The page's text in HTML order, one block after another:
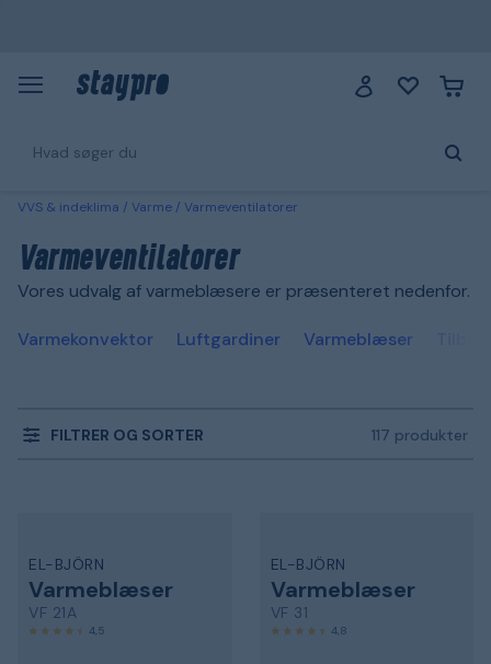
VVS & indeklima Varme Varmeventilatorer
Varmeventilatorer
Vores udvalg af varmeblæsere er præsenteret nedenfor.
Varmekonvektor Luftgardiner Varmeblæser
FILTRER OG SORTER 117 produkter
EL-BJÖRN
Varmeblæser
VF 21A
4,5
EL-BJÖRN
Varmeblæser
VF 31
4,8